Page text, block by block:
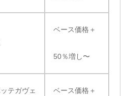
ベース価格＋
50％増し〜
テガヴェ ベース価格＋